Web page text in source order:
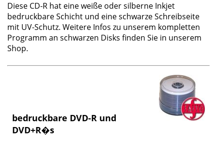
Diese CD-R hat eine weiße oder silberne Inkjet
bedruckbare Schicht und eineschwarze Schreibseite
mit UV-Schutz. Weitere Infos zu unserem kompletten
Programm an schwarzen Disks finden Sie in unserem
Shop.
bedruckbare DVD-R und
DVD+R�s